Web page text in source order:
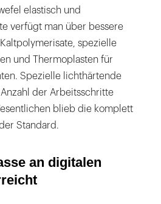
elastisch und
verfügt man über bessere
spezielle
und Thermoplasten für
Spezielle lichthärtende
der Arbeitsschritte
blieb die komplett
Standard.
an digitalen